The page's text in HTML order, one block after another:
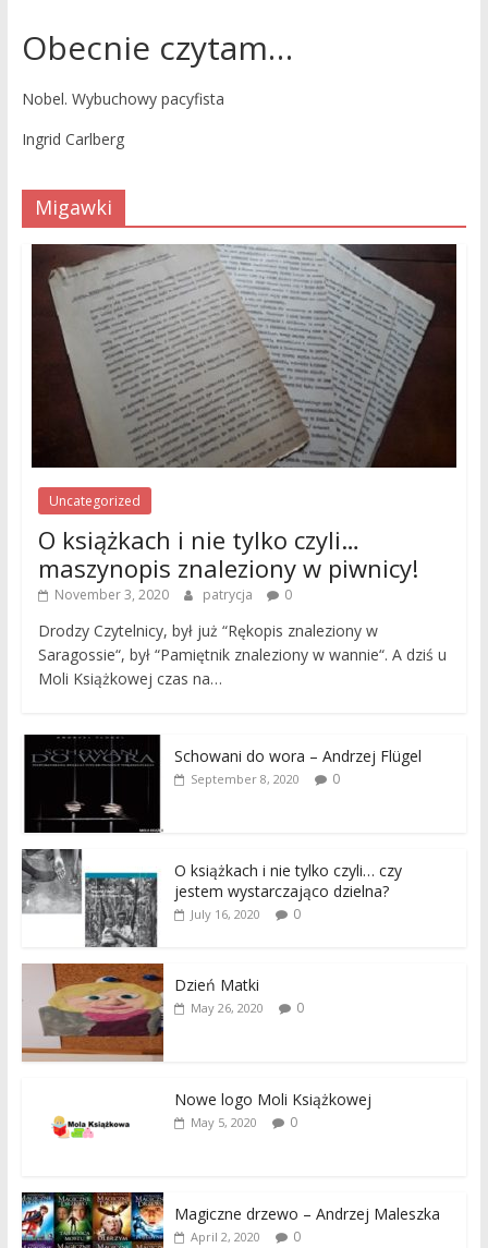
Obecnie czytam…
Nobel. Wybuchowy pacyfista
Ingrid Carlberg
Migawki
Uncategorized
O książkach i nie tylko czyli…
maszynopis znaleziony w piwnicy!
November 3, 2020 patrycja 0
Drodzy Czytelnicy, był już “Rękopis znaleziony w
Saragossie“, był “Pamiętnik znaleziony w wannie“. A dziś u
Moli Książkowej czas na…
Schowani do wora – Andrzej Flügel
September 8, 2020 0
O książkach i nie tylko czyli… czy
jestem wystarczająco dzielna?
July 16, 2020 0
Dzień Matki
May 26, 2020 0
Nowe logo Moli Książkowej
May 5, 2020 0
Magiczne drzewo – Andrzej Maleszka
April 2, 2020 0